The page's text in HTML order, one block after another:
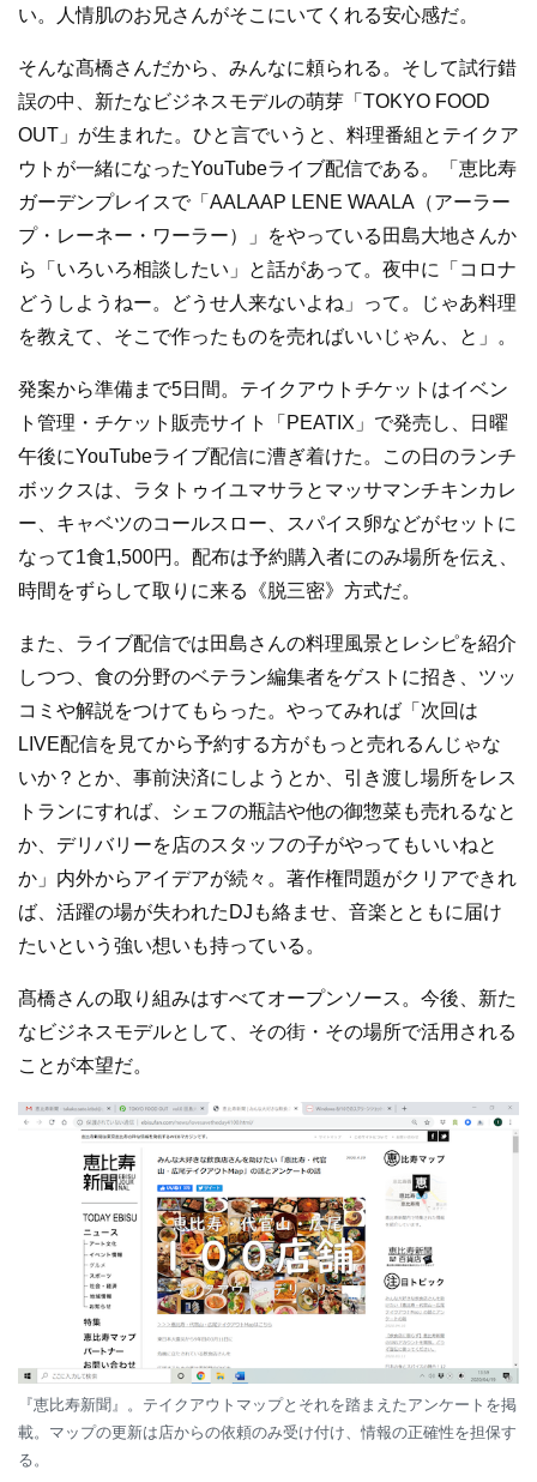
い。人情肌のお兄さんがそこにいてくれる安心感だ。
そんな髙橋さんだから、みんなに頼られる。そして試行錯
誤の中、新たなビジネスモデルの萌芽「TOKYO FOOD
OUT」が生まれた。ひと言でいうと、料理番組とテイクア
ウトが一緒になったYouTubeライブ配信である。「恵比寿
ガーデンプレイスで「AALAAP LENE WAALA（アーラー
プ・レーネー・ワーラー）」をやっている田島大地さんか
ら「いろいろ相談したい」と話があって。夜中に「コロナ
どうしようねー。どうせ人来ないよね」って。じゃあ料理
を教えて、そこで作ったものを売ればいいじゃん、と」。
発案から準備まで5日間。テイクアウトチケットはイベン
ト管理・チケット販売サイト「PEATIX」で発売し、日曜
午後にYouTubeライブ配信に漕ぎ着けた。この日のランチ
ボックスは、ラタトゥイユマサラとマッサマンチキンカレ
ー、キャベツのコールスロー、スパイス卵などがセットに
なって1食1,500円。配布は予約購入者にのみ場所を伝え、
時間をずらして取りに来る《脱三密》方式だ。
また、ライブ配信では田島さんの料理風景とレシピを紹介
しつつ、食の分野のベテラン編集者をゲストに招き、ツッ
コミや解説をつけてもらった。やってみれば「次回は
LIVE配信を見てから予約する方がもっと売れるんじゃな
いか？とか、事前決済にしようとか、引き渡し場所をレス
トランにすれば、シェフの瓶詰や他の御惣菜も売れるなと
か、デリバリーを店のスタッフの子がやってもいいねと
か」内外からアイデアが続々。著作権問題がクリアできれ
ば、活躍の場が失われたDJも絡ませ、音楽とともに届け
たいという強い想いも持っている。
髙橋さんの取り組みはすべてオープンソース。今後、新た
なビジネスモデルとして、その街・その場所で活用される
ことが本望だ。
『恵比寿新聞』。テイクアウトマップとそれを踏まえたアンケートを掲
載。マップの更新は店からの依頼のみ受け付け、情報の正確性を担保す
る。